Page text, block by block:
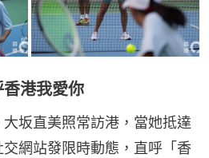
港我愛你
坂直美照常訪港，當她抵達
網站發限時動態，直呼「香